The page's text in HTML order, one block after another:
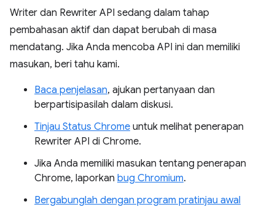
Writer dan Rewriter API sedang dalam tahap
pembahasan aktif dan dapat berubah di masa
mendatang. Jika Anda mencoba API ini dan memiliki
masukan, beri tahu kami.
Baca penjelasan, ajukan pertanyaan dan
berpartisipasilah dalam diskusi.
Tinjau Status Chrome untuk melihat penerapan
Rewriter API di Chrome.
Jika Anda memiliki masukan tentang penerapan
Chrome, laporkan bug Chromium.
Bergabunglah dengan program pratinjau awal